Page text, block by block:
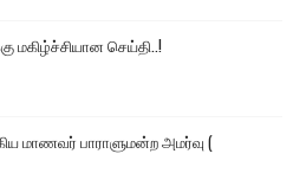
மகிழ்ச்சியான செய்தி..!
மாணவர் பாராளுமன்ற அமர்வு (